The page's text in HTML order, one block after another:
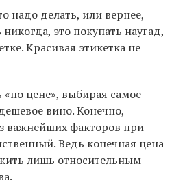
надо делать, или вернее,
это покупать наугад,
Красивая этикетка не
«по цене», выбирая самое
вино. Конечно,
важнейших факторов при
Ведь конечная цена
лишь относительным